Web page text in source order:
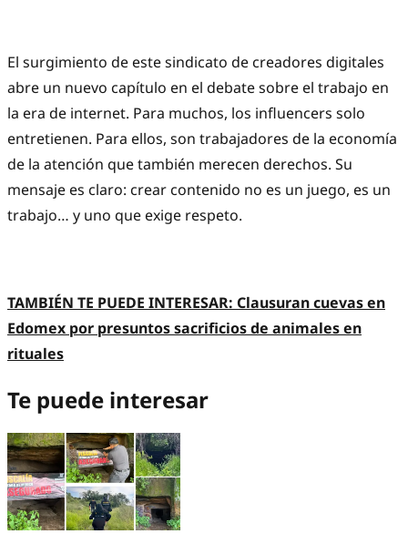
El surgimiento de este sindicato de creadores digitales
abre un nuevo capítulo en el debate sobre el trabajo en
la era de internet. Para muchos, los influencers solo
entretienen. Para ellos, son trabajadores de la economía
de la atención que también merecen derechos. Su
mensaje es claro: crear contenido no es un juego, es un
trabajo… y uno que exige respeto.
TAMBIÉN TE PUEDE INTERESAR: Clausuran cuevas en
Edomex por presuntos sacrificios de animales en
rituales
Te puede interesar